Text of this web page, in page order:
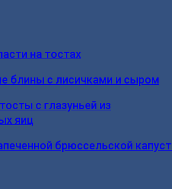
на тостах
блины с лисичками и сыром
с глазуньей из
яиц
брюссельской